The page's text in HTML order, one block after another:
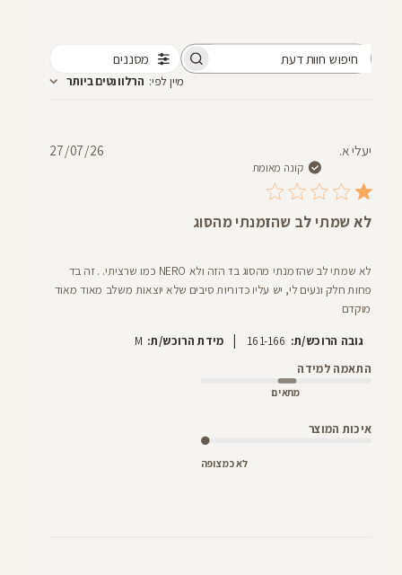
מסננים
מיין לפי: הרלוונטים ביותר
יעלי א.
קונה מאומת
לא שמתי לב שהזמנתי מהסוג
לא שמתי לב שהזמנתי מהסוג בד הזה ולא NERO כמו שרציתי. . זה בד
פחות חלק ונעים לי, יש עליו כדוריות סיבים שלא יוצאות משלב מאוד מאוד
מוקדם
גובה הרוכש/ת: 161-166
| מידת הרוכש/ת: M
התאמה למידה
מתאים
איכות המוצר
לא כמצופה
27/07/26